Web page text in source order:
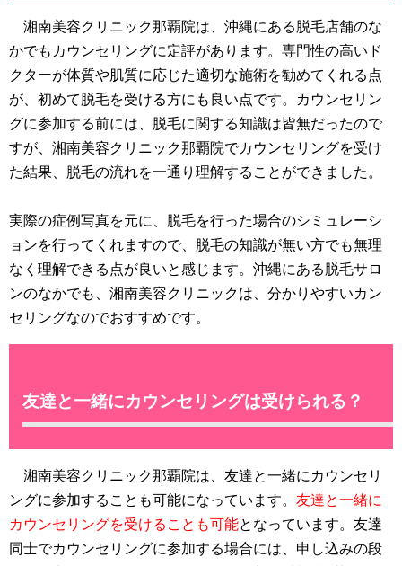
湘南美容クリニック那覇院は、沖縄にある脱毛店舗のな
かでもカウンセリングに定評があります。専門性の高いド
クターが体質や肌質に応じた適切な施術を勧めてくれる点
が、初めて脱毛を受ける方にも良い点です。カウンセリン
グに参加する前には、脱毛に関する知識は皆無だったので
すが、湘南美容クリニック那覇院でカウンセリングを受け
た結果、脱毛の流れを一通り理解することができました。
実際の症例写真を元に、脱毛を行った場合のシミュレーシ
ョンを行ってくれますので、脱毛の知識が無い方でも無理
なく理解できる点が良いと感じます。沖縄にある脱毛サロ
ンのなかでも、湘南美容クリニックは、分かりやすいカン
セリングなのでおすすめです。
友達と一緒にカウンセリングは受けられる？
湘南美容クリニック那覇院は、友達と一緒にカウンセリ
ングに参加することも可能になっています。 友達と一緒に
カウンセリングを受けることも可能となっています。友達
同士でカウンセリングに参加する場合には、申し込みの段